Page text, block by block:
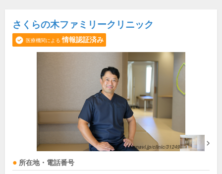
さくらの木ファミリークリニック
医療機関による 情報認証済み
所在地・電話番号